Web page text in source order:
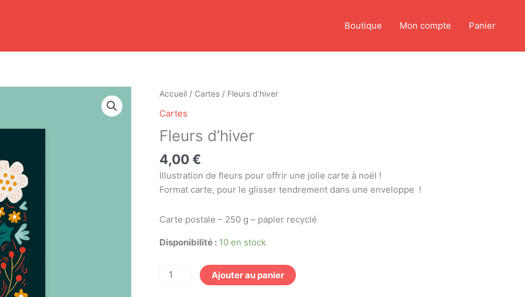
Boutique Mon compte Panier
Accueil / Cartes / Fleurs d’hiver
Cartes
Fleurs d’hiver
4,00€
Illustration de fleurs pour offrir une jolie carte à noël !
Format carte, pour le glisser tendrement dans une enveloppe !
Carte postale – 250 g – papier recyclé
Disponibilité : 10 en stock
quantité
Fleurs
d'hiver
Ajouter au panier